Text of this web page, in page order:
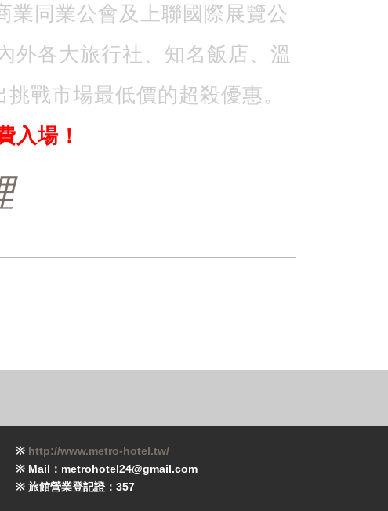
業同業公會及上聯國際展覽公
外各大旅行社、知名飯店、溫
戰市場最低價的超殺優惠。
入場！
※ http://www.metro-hotel.tw/
※ Mail：metrohotel24@gmail.com
※ 旅館營業登記證：357